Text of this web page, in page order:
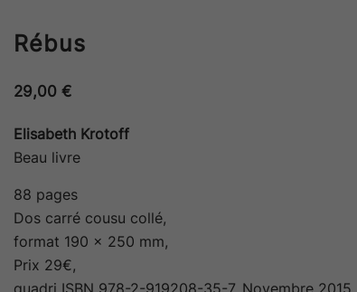
Rébus
29,00 €
Elisabeth Krotoff
Beau livre
88 pages
Dos carré cousu collé,
format 190 x 250 mm,
Prix 29€,
quadri ISBN 978-2-919208-35-7. Novembre 2015.